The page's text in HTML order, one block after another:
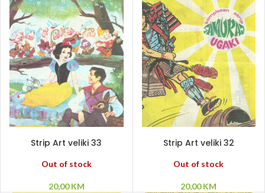
Strip Art veliki 33
Out of stock
20,00KM
Strip Art veliki 32
Out of stock
20,00KM